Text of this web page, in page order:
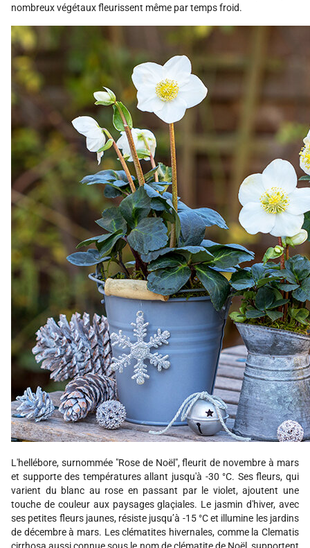
nombreux végétaux fleurissent même par temps froid.
L'hellébore, surnommée "Rose de Noël", fleurit de novembre à mars
et supporte des températures allant jusqu'à -30 °C. Ses fleurs, qui
varient du blanc au rose en passant par le violet, ajoutent une
touche de couleur aux paysages glaçiales. Le jasmin d'hiver, avec
ses petites fleurs jaunes, résiste jusqu’à -15 °C et illumine les jardins
de décembre à mars. Les clématites hivernales, comme la Clematis
cirrhosa aussi connue sous le nom de clématite de Noël, supportent